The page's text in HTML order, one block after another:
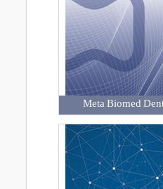
Meta Biomed